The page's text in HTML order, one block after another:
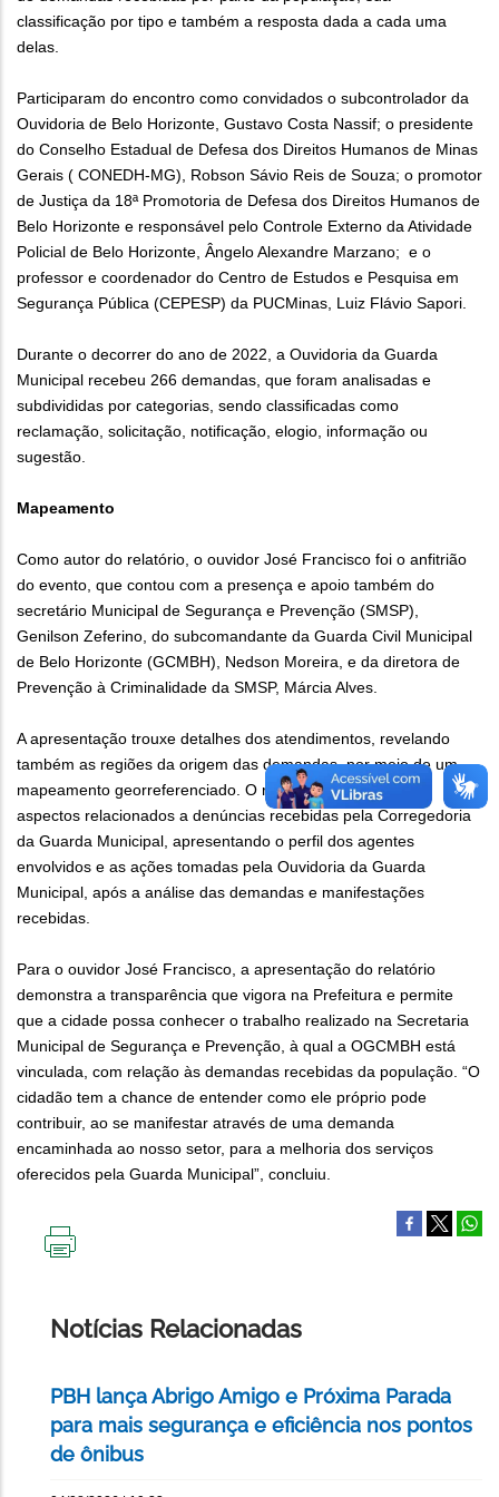
classificação por tipo e também a resposta dada a cada uma
delas.
Participaram do encontro como convidados o subcontrolador da
Ouvidoria de Belo Horizonte, Gustavo Costa Nassif; o presidente
do Conselho Estadual de Defesa dos Direitos Humanos de Minas
Gerais ( CONEDH-MG), Robson Sávio Reis de Souza; o promotor
de Justiça da 18ª Promotoria de Defesa dos Direitos Humanos de
Belo Horizonte e responsável pelo Controle Externo da Atividade
Policial de Belo Horizonte, Ângelo Alexandre Marzano; e o
professor e coordenador do Centro de Estudos e Pesquisa em
Segurança Pública (CEPESP) da PUCMinas, Luiz Flávio Sapori.
Durante o decorrer do ano de 2022, a Ouvidoria da Guarda
Municipal recebeu 266 demandas, que foram analisadas e
subdivididas por categorias, sendo classificadas como
reclamação, solicitação, notificação, elogio, informação ou
sugestão.
Mapeamento
Como autor do relatório, o ouvidor José Francisco foi o anfitrião
do evento, que contou com a presença e apoio também do
secretário Municipal de Segurança e Prevenção (SMSP),
Genilson Zeferino, do subcomandante da Guarda Civil Municipal
de Belo Horizonte (GCMBH), Nedson Moreira, e da diretora de
Prevenção à Criminalidade da SMSP, Márcia Alves.
A apresentação trouxe detalhes dos atendimentos, revelando
também as regiões da origem das demandas, por meio de um
mapeamento georreferenciado. O relatório abordou ainda
aspectos relacionados a denúncias recebidas pela Corregedoria
da Guarda Municipal, apresentando o perfil dos agentes
envolvidos e as ações tomadas pela Ouvidoria da Guarda
Municipal, após a análise das demandas e manifestações
recebidas.
Para o ouvidor José Francisco, a apresentação do relatório
demonstra a transparência que vigora na Prefeitura e permite
que a cidade possa conhecer o trabalho realizado na Secretaria
Municipal de Segurança e Prevenção, à qual a OGCMBH está
vinculada, com relação às demandas recebidas da população. “O
cidadão tem a chance de entender como ele próprio pode
contribuir, ao se manifestar através de uma demanda
encaminhada ao nosso setor, para a melhoria dos serviços
oferecidos pela Guarda Municipal”, concluiu.
Notícias Relacionadas
PBH lança Abrigo Amigo e Próxima Parada
para mais segurança e eficiência nos pontos
de ônibus